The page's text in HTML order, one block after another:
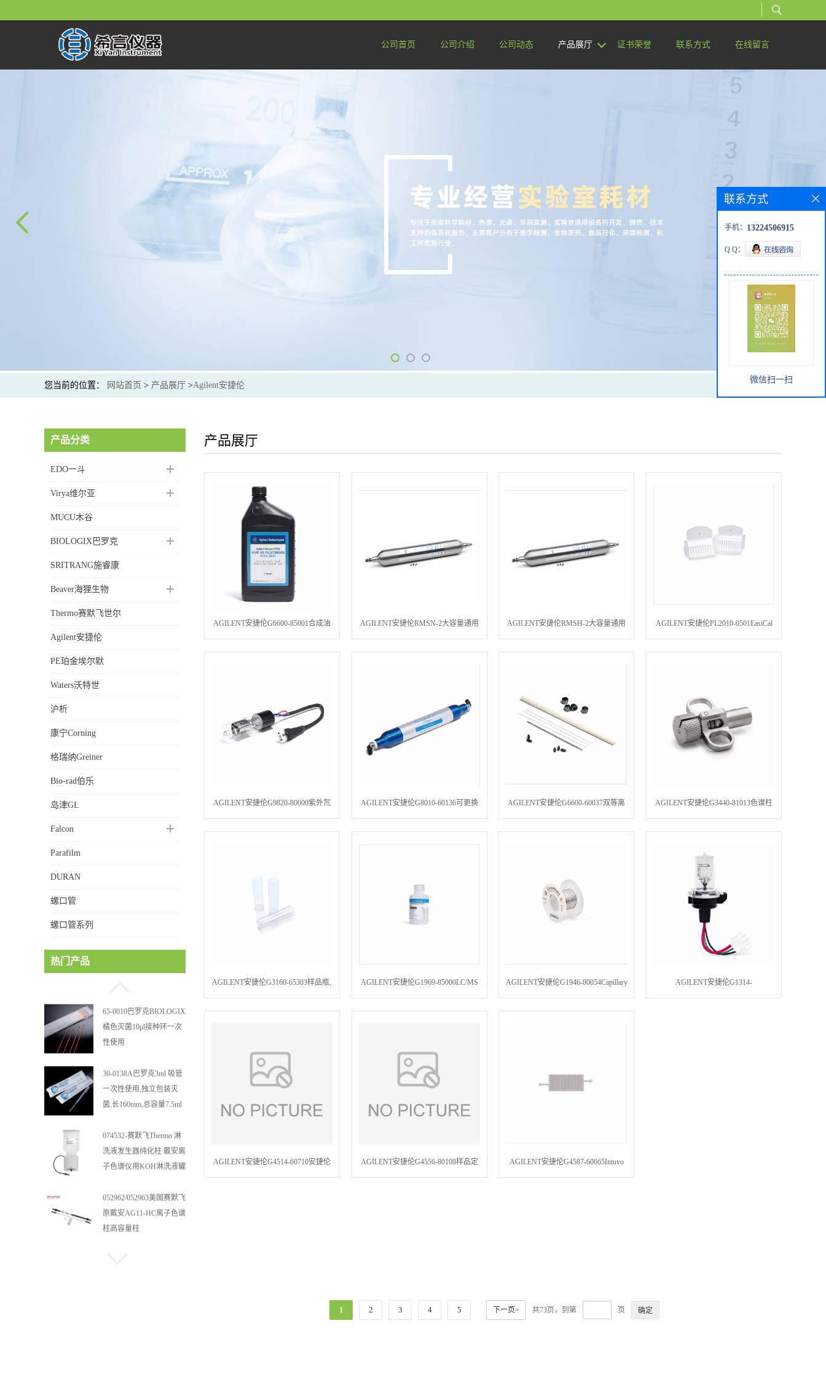
公司首页 公司介绍 公司动态 产品展厅 证书荣誉 联系方式 在线留言
您当前的位置： 网站首页 > 产品展厅 >Agilent安捷伦
产品分类
EDO一斗
Virya维尔亚
MUCU木谷
BIOLOGIX巴罗克
SRITRANG施睿康
Beaver海狸生物
Thermo赛默飞世尔
Agilent安捷伦
PE珀金埃尔默
Waters沃特世
沪析
康宁Corning
格瑞纳Greiner
Bio-rad伯乐
岛津GL
Falcon
Parafilm
DURAN
螺口管
螺口管系列
热门产品
巴罗克BIOLOGIX 55ml白
65-0010巴罗克BIOLOGIX
橘色灭菌10μl接种环一次
性使用
30-0138A巴罗克3ml 吸管
一次性使用,独立包装灭
菌,长160mm,总容量7.5ml
074532-赛默飞Thermo 淋
洗液发生器纯化柱 戴安离
子色谱仪用KOH淋洗液罐
052962/052963美国赛默飞
原戴安AG11-HC离子色谱
柱高容量柱
产品展厅
AGILENT安捷伦G6600-85001合成油
Oil, synthetic
AGILENT安捷伦RMSN-2大容量通用
捕集阱,氮气,1/8 英寸,250 psigBig
AGILENT安捷伦RMSH-2大容量通用
捕集阱,氦气,1/8 英寸,250 psigBig
AGILENT安捷伦PL2010-0501EasiCal
预配制聚苯乙烯校准试剂盒,PS-1,1/包
AGILENT安捷伦G9820-80000紫外氘
灯,用于 Cary 100/300 和 Cary 400/500
AGILENT安捷伦G8010-60136可更换
氩气入口过滤器,Agilent 5000 系列
AGILENT安捷伦G6600-60037双等离
子体燃烧器附件工具包Ceramic Tube
AGILENT安捷伦G3440-81013色谱柱
螺帽,带锁定环,手拧式,用于
Tightening MSD
AGILENT安捷伦G3160-65303样品瓶,
聚丙烯,6mL,外径15mm,54.5mm高,200/
AGILENT安捷伦G1969-85000LC/MS
校准标样,适用于 ESI-TOF,100 mLESI-
AGILENT安捷伦G1946-80054Capillary
Cleaning
AGILENT安捷伦G1314-
60101InfinityLab VWD 长寿命氘灯,带
AGILENT安捷伦G4514-60710安捷伦
自动进样器备件Gripper finger caps for
AGILENT安捷伦G4556-80108样品定
量环Sample Loop, Headspace 3.00 ml,
AGILENT安捷伦G4587-60665Intuvo
芯片式保护柱和跳线芯片Intuvo MMI
1 2 3 4 5 下一页> 共73页，到第 页
联系方式
手机： 13224506915
Q Q：
微信扫一扫